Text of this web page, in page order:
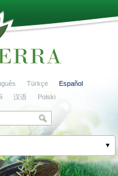
Türkçe
Español
汉语 Polski